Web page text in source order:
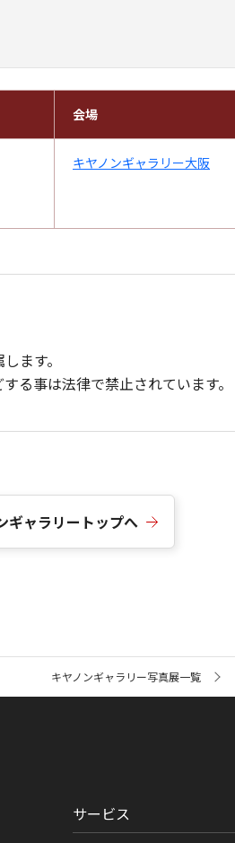
会場
キヤノンギャラリー大阪
ます。
る事は法律で禁止されています。
ギャラリートップへ
キヤノンギャラリー写真展一覧
サービス